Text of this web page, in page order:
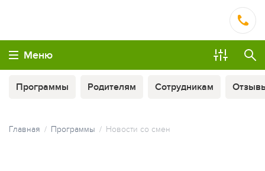
Меню
Программы Родителям Сотрудникам
Главная Программы Новости со смен